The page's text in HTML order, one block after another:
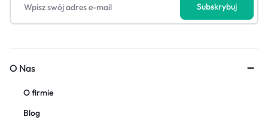
O Nas
O firmie
Blog